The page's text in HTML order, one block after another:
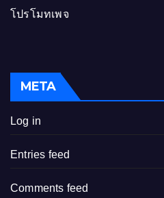
โปรโมทเพจ
META
Log in
Entries feed
Comments feed